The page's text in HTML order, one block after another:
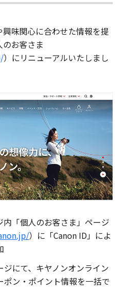
味関心に合わせた情報を提
お客さま
）にリニューアルいたしまし
「個人のお客さま」ページ
）に「Canon ID」によ
ジにて、キヤノンオンライン
ポン・ポイント情報を一括で